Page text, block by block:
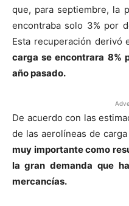
que, para septiembre, la
encontraba solo 3% por
Esta recuperación derivó
carga se encontrara 8%
año pasado.
De acuerdo con las
de las aerolíneas de
muy importante como
la gran demanda que
mercancías.